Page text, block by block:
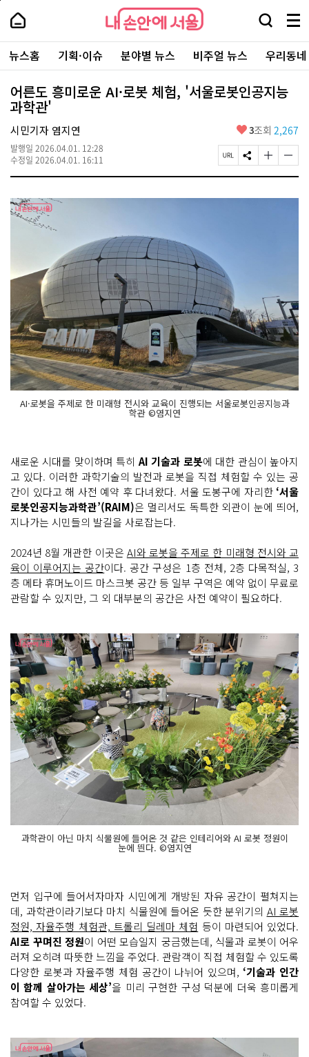
본
로
가
내
손
안
에
서
울
-
서
울
시
대
표
소
통
포
내
손
에
울
검
창
열
기
메
뉴
전
체
보
주
요
서
뉴스홈 기획·이슈 분야별 뉴스 비주얼 뉴스 우리동
어른도 흥미로운 AI·로봇 체험, '서울로봇인공지능
과학관'
시민기자 염지연
발행일 2026.04.01. 12:28
수정일 2026.04.01. 16:11
좋
요
3조회 2,267
페
이
U
S
N
공
글
자
기
글
자
기
AI·로봇을 주제로 한 미래형 전시와 교육이 진행되는 서울로봇인공지능과
학관 ©염지연
새로운 시대를 맞이하며 특히 AI 기술과 로봇에 대한 관심이 높아지
고 있다. 이러한 과학기술의 발전과 로봇을 직접 체험할 수 있는 공
간이 있다고 해 사전 예약 후 다녀왔다. 서울 도봉구에 자리한 ‘서울
로봇인공지능과학관’(RAIM)은 멀리서도 독특한 외관이 눈에 띄어,
지나가는 시민들의 발길을 사로잡는다.
2024년 8월 개관한 이곳은 AI와 로봇을 주제로 한 미래형 전시와 교
육이 이루어지는 공간이다. 공간 구성은 1층 전체, 2층 다목적실, 3
층 메타 휴머노이드 마스크봇 공간 등 일부 구역은 예약 없이 무료로
관람할 수 있지만, 그 외 대부분의 공간은 사전 예약이 필요하다.
과학관이 아닌 마치 식물원에 들어온 것 같은 인테리어와 AI 로봇 정원이
눈에 띈다. ©염지연
먼저 입구에 들어서자마자 시민에게 개방된 자유 공간이 펼쳐지는
데, 과학관이라기보다 마치 식물원에 들어온 듯한 분위기의 AI 로봇
정원, 자율주행 체험관, 트롤리 딜레마 체험 등이 마련되어 있었다.
AI로 꾸며진 정원이 어떤 모습일지 궁금했는데, 식물과 로봇이 어우
러져 오히려 따뜻한 느낌을 주었다. 관람객이 직접 체험할 수 있도록
다양한 로봇과 자율주행 체험 공간이 나뉘어 있으며, ‘기술과 인간
이 함께 살아가는 세상’을 미리 구현한 구성 덕분에 더욱 흥미롭게
참여할 수 있었다.
페
상
단
로